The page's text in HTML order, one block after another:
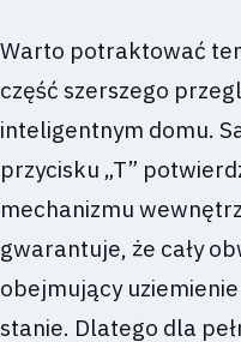
Warto potraktować
część szerszego
inteligentnym domu.
przycisku „T”
mechanizmu
gwarantuje, że cały
obejmujący
stanie. Dlatego dla